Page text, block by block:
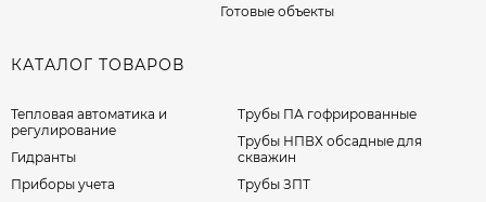
Готовые объекты
КАТАЛОГ ТОВАРОВ
Тепловая автоматика и
регулирование
Гидранты
Приборы учета
Трубы ПА гофрированные
Трубы НПВХ обсадные для
скважин
Трубы ЗПТ